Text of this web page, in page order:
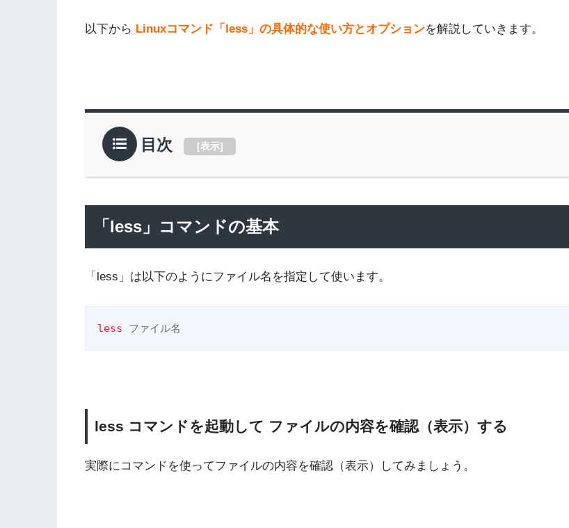
以下から Linuxコマンド「less」の具体的な使い方とオプションを解説していきます。
目次 [表示]
「less」コマンドの基本
「less」は以下のようにファイル名を指定して使います。
less ファイル名
less コマンドを起動して ファイルの内容を確認（表示）する
実際にコマンドを使ってファイルの内容を確認（表示）してみましょう。